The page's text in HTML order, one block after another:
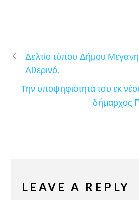
Δελτίο τύπου Δήμου
Αθερινό.
Την υποψηφιότητά του εκ
δήμαρχος
LEAVE A REPLY